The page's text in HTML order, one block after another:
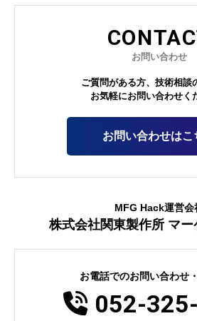
お問い合わせ
ご質問がある方、技術相談
お気軽にお問い合わせく
お問い合わせはこ
MFG Hack運営会
株式会社関東製作所 マ
お電話でのお問い合わせ
電話番号
052-